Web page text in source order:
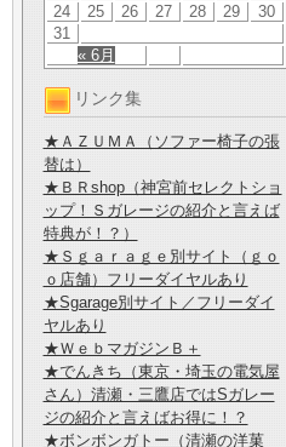
« 6月
24
25 26 27 28 29
30
31
リンク集
★ＡＺＵＭＡ（ソファー椅子の張
替は）
★ＢＲshop（神宮前セレクトショ
ップ！Ｓガレージの紹介と言えば
特典が！？）
★Ｓｇａｒａｇｅ別サイト（ｇｏ
ｏ店舗）フリーダイヤルあり
★Sgarage別サイト／フリーダイ
ヤルあり
★ＷｅｂマガジンＢ＋
★でんきち（東京・埼玉の電気屋
さん）清瀬・三鷹店ではSガレー
ジの紹介と言えばお得に！？
★ボンボンガトー（清瀬の洋菓